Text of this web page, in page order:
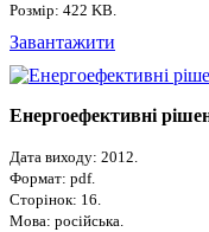
Розмір: 422 KB.
Завантажити
Енергоефективні
Дата виходу: 2012.
Формат: pdf.
Сторінок: 16.
Мова: російська.